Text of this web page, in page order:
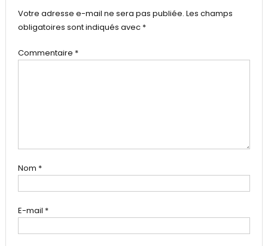
Votre adresse e-mail ne sera pas publiée. Les champs
obligatoires sont indiqués avec *
Commentaire *
Nom *
E-mail *